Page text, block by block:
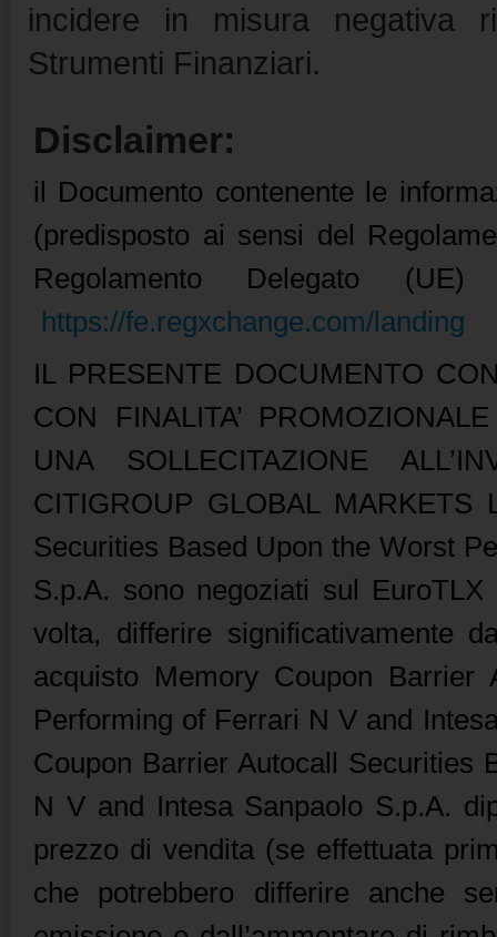
incidere in misura negativa
Strumenti Finanziari.
Disclaimer:
il Documento contenente le
(predisposto ai sensi del
Regolamento Delegato
https://fe.regxchange.com/landing
IL PRESENTE DOCUMENTO
CON FINALITA’
UNA SOLLECITAZIONE
CITIGROUP GLOBAL MARKETS
Securities Based Upon the Worst
S.p.A. sono negoziati sul
volta, differire significativamente
acquisto Memory Coupon
Performing of Ferrari N V and
Coupon Barrier Autocall Securities
N V and Intesa Sanpaolo S.p.A.
prezzo di vendita (se effettuata
che potrebbero differire anche